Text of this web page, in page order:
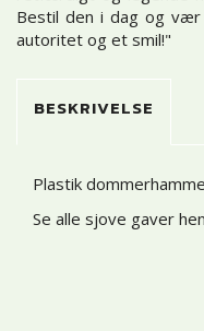
Bestil den i dag og vær
autoritet og et smil!"
BESKRIVELSE
Plastik
Se alle sjove gaver